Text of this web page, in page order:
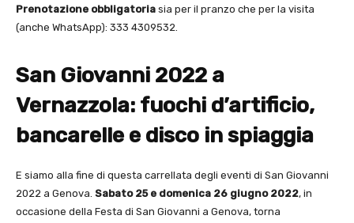
Prenotazione obbligatoria sia per il pranzo che per la visita
(anche WhatsApp): 333 4309532.
San Giovanni 2022 a
Vernazzola: fuochi d’artificio,
bancarelle e disco in spiaggia
E siamo alla fine di questa carrellata degli eventi di San Giovanni
2022 a Genova. Sabato 25 e domenica 26 giugno 2022, in
occasione della Festa di San Giovanni a Genova, torna